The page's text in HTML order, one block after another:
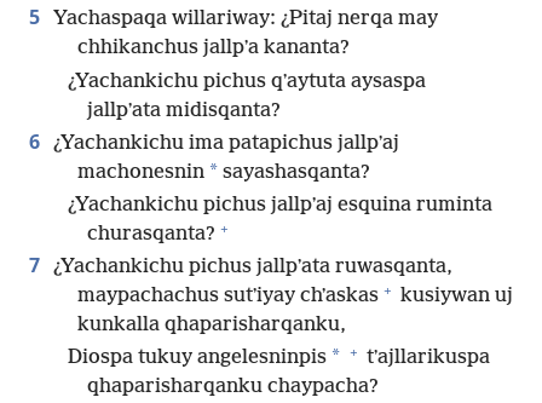
5
Yachaspaqa willariway: ¿Pitaj nerqa may
chhikanchus jallpʼa kananta?
¿Yachankichu pichus qʼaytuta aysaspa
jallpʼata midisqanta?
6 ¿Yachankichu ima patapichus jallpʼaj
machonesnin * sayashasqanta?
¿Yachankichu pichus jallpʼaj esquina ruminta
churasqanta? +
7 ¿Yachankichu pichus jallpʼata ruwasqanta,
maypachachus sutʼiyay chʼaskas + kusiywan uj
kunkalla qhaparisharqanku,
Diospa tukuy angelesninpis * + tʼajllarikuspa
qhaparisharqanku chaypacha?